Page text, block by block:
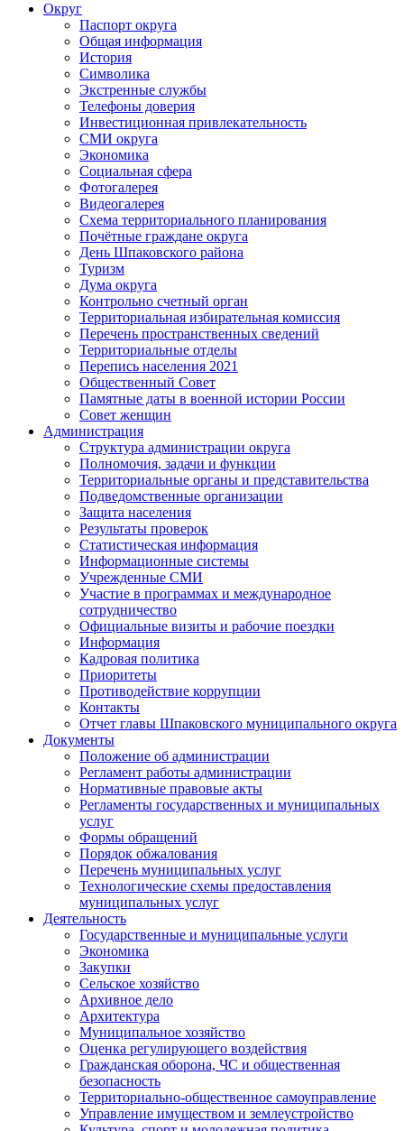
Округ
Паспорт округа
Общая информация
История
Символика
Экстренные службы
Телефоны доверия
Инвестиционная привлекательность
СМИ округа
Экономика
Социальная сфера
Фотогалерея
Видеогалерея
Схема территориального планирования
Почётные граждане округа
День Шпаковского района
Туризм
Дума округа
Контрольно счетный орган
Территориальная избирательная комиссия
Перечень пространственных сведений
Территориальные отделы
Перепись населения 2021
Общественный Совет
Памятные даты в военной истории России
Совет женщин
Администрация
Структура администрации округа
Полномочия, задачи и функции
Территориальные органы и представительства
Подведомственные организации
Защита населения
Результаты проверок
Статистическая информация
Информационные системы
Учрежденные СМИ
Участие в программах и международное
сотрудничество
Официальные визиты и рабочие поездки
Информация
Кадровая политика
Приоритеты
Противодействие коррупции
Контакты
Отчет главы Шпаковского муниципального округа
Документы
Положение об администрации
Регламент работы администрации
Нормативные правовые акты
Регламенты государственных и муниципальных
услуг
Формы обращений
Порядок обжалования
Перечень муниципальных услуг
Технологические схемы предоставления
муниципальных услуг
Деятельность
Государственные и муниципальные услуги
Экономика
Закупки
Сельское хозяйство
Архивное дело
Архитектура
Муниципальное хозяйство
Оценка регулирующего воздействия
Гражданская оборона, ЧС и общественная
безопасность
Территориально-общественное самоуправление
Управление имуществом и землеустройство